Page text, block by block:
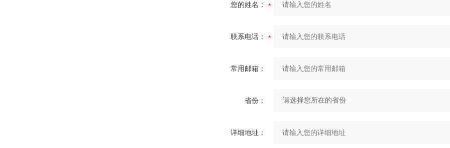
您的姓名：
联系电话：
常用邮箱：
省份：
详细地址：